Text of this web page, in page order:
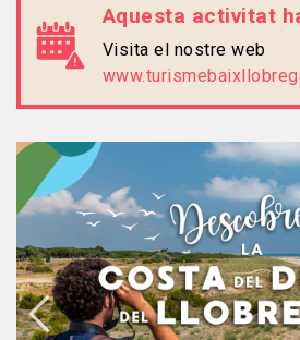
Aquesta activitat
Visita el nostre web